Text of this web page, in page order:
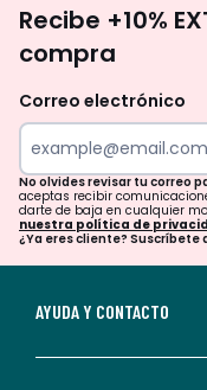
Recibe +10%
compra
Correo electrónico
No olvides revisar tu correo
aceptas recibir
darte de baja en cualquier
nuestra política de
¿Ya eres cliente?
AYUDA Y CONTACTO